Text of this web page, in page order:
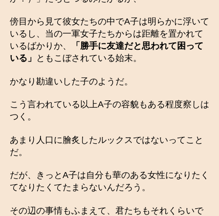
傍目から見て彼女たちの中でA子は明らかに浮いて
いるし、当の一軍女子たちからは距離を置かれて
いるばかりか、
「勝手に友達だと思われて困って
いる」
ともこぼされている始末。
かなり勘違いした子のようだ。
こう言われている以上A子の容貌もある程度察しは
つく。
あまり人口に膾炙したルックスではないってこと
だ。
だが、きっとA子は自分も華のある女性になりたく
てなりたくてたまらないんだろう。
その辺の事情もふまえて、君たちもそれくらいで